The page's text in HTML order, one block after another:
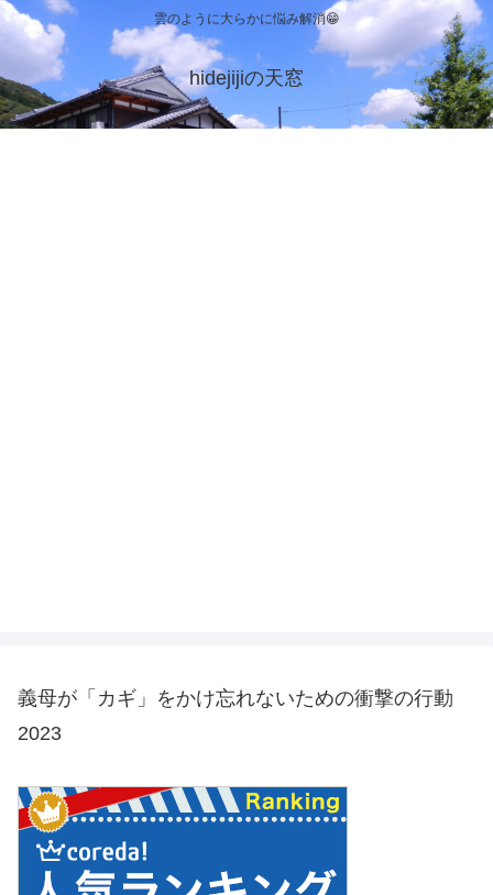
雲のように大らかに悩み解消😁
hidejijiの天窓
義母が「カギ」をかけ忘れないための衝撃の行動
2023